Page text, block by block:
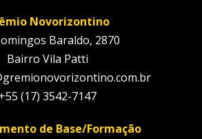
Novorizontino
Baraldo, 2870
Bairro Vila Patti
+55 (17) 3542-7147
de Base/Formação